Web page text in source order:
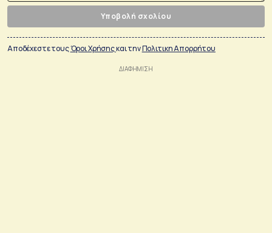
Υποβολή σχολίου
Αποδέχεστε τουςΌροι Χρήσηςκαι τηνΠολιτικη Απορρήτου